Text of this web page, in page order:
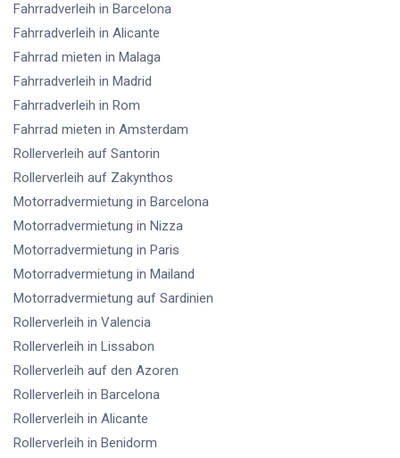
Fahrradverleih in Barcelona
Fahrradverleih in Alicante
Fahrrad mieten in Malaga
Fahrradverleih in Madrid
Fahrradverleih in Rom
Fahrrad mieten in Amsterdam
Rollerverleih auf Santorin
Rollerverleih auf Zakynthos
Motorradvermietung in Barcelona
Motorradvermietung in Nizza
Motorradvermietung in Paris
Motorradvermietung in Mailand
Motorradvermietung auf Sardinien
Rollerverleih in Valencia
Rollerverleih in Lissabon
Rollerverleih auf den Azoren
Rollerverleih in Barcelona
Rollerverleih in Alicante
Rollerverleih in Benidorm